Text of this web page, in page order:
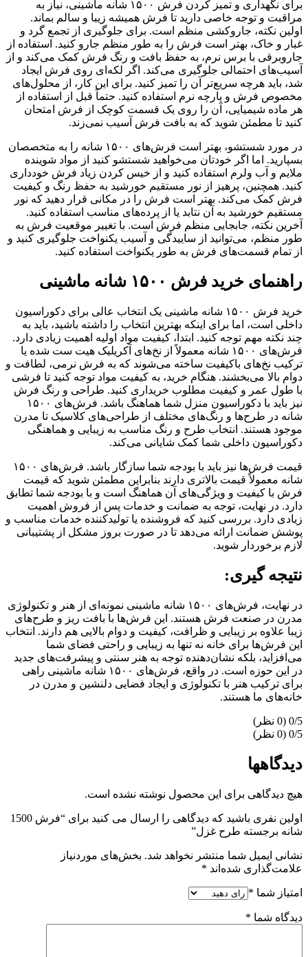
برای نگهداری و تمیز کردن فرش ۱۵۰۰ شانه ماشینی، نیاز به
مراقبت و توجه خاصی دارید تا فرش همیشه زیبا و سالم بماند.
اولین نکته، جاروکشی منظم است. برای جلوگیری از تجمع گرد و
غبار و خاک، بهتر است فرش را به طور منظم جارو کنید. استفاده از
جاروبرقی با برس نرم، به حفظ بافت و رنگ فرش کمک می‌کند و از
آسیب‌های احتمالی جلوگیری می‌کند. اگر لکه‌ای روی فرش ایجاد
شد، باید هرچه سریع‌تر آن را تمیز کنید. برای این کار، از محلول‌های
مخصوص فرش و پارچه نرم استفاده کنید. حتماً قبل از استفاده از
هر ماده شیمیایی، آن را روی یک قسمت کوچک از فرش امتحان
کنید تا مطمئن شوید که به بافت فرش آسیب نمی‌زند.
در مورد شستشو، بهتر است فرش‌های ۱۵۰۰ شانه را به متخصصان
بسپارید. اما اگر خودتان می‌خواهید شستشو کنید از مواد شوینده
ملایم و آب ولرم استفاده کنید و از خیس کردن زیاد فرش خودداری
کنید. همچنین، پرهیز از نور مستقیم خورشید به حفظ رنگ و کیفیت
فرش کمک می‌کند. بهتر است فرش را در مکانی قرار دهید که نور
مستقیم خورشید به آن نتابد یا از پرده‌های مناسب استفاده کنید.
آخرین نکته، جابجایی منظم فرش است. با تغییر موقعیت فرش به
طور منظم، می‌توانید از ساییدگی و آسیب یکنواخت جلوگیری کنید و
از تمام قسمت‌های فرش به طور یکنواخت استفاده کنید.
راهنمای خرید فرش ۱۵۰۰ شانه ماشینی
خرید فرش ۱۵۰۰ شانه ماشینی یک انتخاب عالی برای دکوراسیون
داخلی است، اما برای اینکه بهترین انتخاب را داشته باشید، باید به
چند نکته مهم توجه کنید. ابتدا، کیفیت مواد اولیه اهمیت زیادی دارد.
فرش‌های ۱۵۰۰ شانه معمولاً از نخ‌های آکریلیک هیت ست شده یا
ترکیب نخ‌های باکیفیت ساخته می‌شوند که به فرش نرمی، لطافت و
دوام بالا می‌بخشند. هنگام خرید، به کیفیت مواد توجه کنید تا فرشی
با طول عمر و کیفیت مطلوب خریداری کنید. طراحی و رنگ فرش
نیز باید با دکوراسیون منزل شما هماهنگ باشد. فرش‌های ۱۵۰۰
شانه در طرح‌ها و رنگ‌های مختلف از طراحی‌های کلاسیک تا مدرن
موجود هستند. انتخاب طرح و رنگ مناسب به زیبایی و هماهنگی
دکوراسیون داخلی شما کمک شایانی می‌کند.
قیمت فرش‌ها نیز باید با بودجه شما سازگار باشد. فرش‌های ۱۵۰۰
شانه معمولاً قیمت بالاتری دارند بنابراین مطمئن شوید که قیمت
فرش با کیفیت و ویژگی‌های آن هماهنگ است و با بودجه شما تطابق
دارد. در نهایت، توجه به ضمانت و خدمات پس از فروش اهمیت
زیادی دارد. بررسی کنید که فروشنده یا تولیدکننده خدمات مناسب و
پوشش ضمانت ارائه می‌دهد تا در صورت بروز مشکل از پشتیبانی
لازم برخوردار شوید.
نتیجه گیری:
در نهایت، فرش‌های ۱۵۰۰ شانه ماشینی نمونه‌ای از هنر و تکنولوژی
مدرن در صنعت فرش هستند. این فرش‌ها با بافت ریز و طرح‌های
زیبا علاوه بر زیبایی و ظرافت، کیفیت و دوام بالایی هم دارند. انتخاب
این فرش‌ها برای خانه نه تنها به زیبایی و راحتی فضای شما
می‌افزاید، بلکه نشان‌دهنده توجه به هنر سنتی و پیشرفت‌های جدید
در این حوزه است. در واقع، فرش‌های ۱۵۰۰ شانه ماشینی راهی
برای ترکیب هنر با تکنولوژی و ایجاد فضایی دلنشین و مدرن در
خانه‌های ما هستند.
‫0/5
‫0/5
دیدگاهها
هیچ دیدگاهی برای این محصول نوشته نشده است.
اولین نفری باشید که دیدگاهی را ارسال می کنید برای “فرش 1500
شانه برجسته طرح غزل”
نشانی ایمیل شما منتشر نخواهد شد. بخش‌های موردنیاز
علامت‌گذاری شده‌اند *
امتیاز شما *
دیدگاه شما *